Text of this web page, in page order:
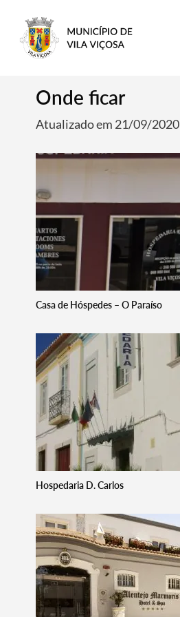
Onde ficar
Atualizado em 21/09/2020
Casa de Hóspedes – O Paraíso
Hospedaria D. Carlos